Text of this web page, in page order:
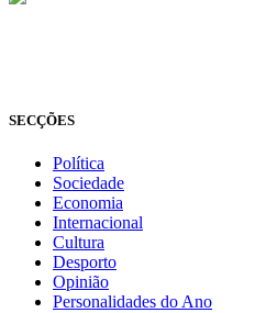
SECÇÕES
Política
Sociedade
Economia
Internacional
Cultura
Desporto
Opinião
Personalidades do Ano